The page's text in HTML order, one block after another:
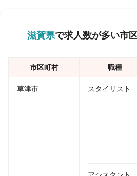
滋賀県で求人数が多い市
市区町村 職種
草津市 スタイリスト